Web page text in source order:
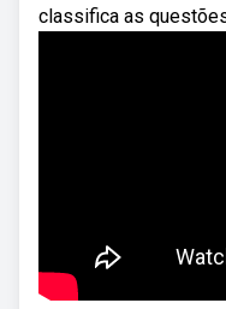
classifica as